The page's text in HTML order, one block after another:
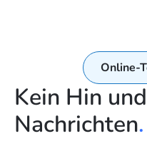
Online-
Kein Hin
Nachrichten.